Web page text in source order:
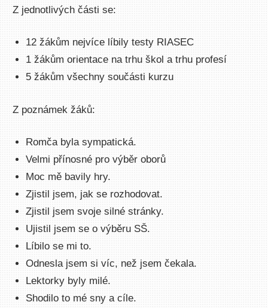
Z jednotlivých části se:
12 žákům nejvíce líbily testy RIASEC
1 žákům orientace na trhu škol a trhu profesí
5 žákům všechny součásti kurzu
Z poznámek žáků:
Romča byla sympatická.
Velmi přínosné pro výběr oborů
Moc mě bavily hry.
Zjistil jsem, jak se rozhodovat.
Zjistil jsem svoje silné stránky.
Ujistil jsem se o výběru SŠ.
Líbilo se mi to.
Odnesla jsem si víc, než jsem čekala.
Lektorky byly milé.
Shodilo to mé sny a cíle.